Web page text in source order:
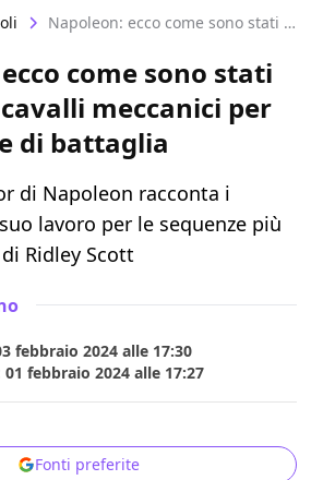
Napoleon: ecco come sono stati realizzati i cavalli meccanici per le sequenze di battaglia
come sono stati
meccanici per
di battaglia
di Napoleon racconta i
lavoro per le sequenze più
Ridley Scott
febbraio 2024 alle 17:30
01 febbraio 2024 alle 17:27
Fonti preferite